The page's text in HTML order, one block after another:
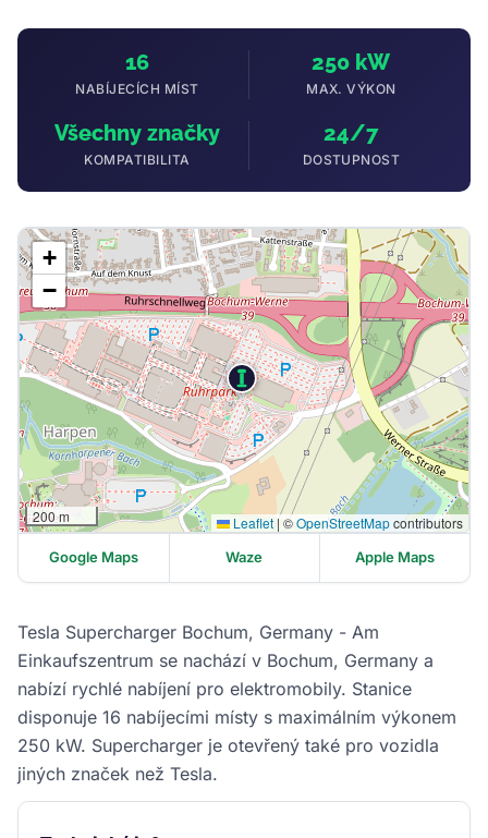
16
NABÍJECÍCH MÍST
250 kW
MAX. VÝKON
Všechny značky
KOMPATIBILITA
24/7
DOSTUPNOST
Tesla Supercharger Bochum, Germany - Am
Einkaufszentrum se nachází v Bochum, Germany a
nabízí rychlé nabíjení pro elektromobily. Stanice
disponuje 16 nabíjecími místy s maximálním výkonem
250 kW. Supercharger je otevřený také pro vozidla
jiných značek než Tesla.
+
−
200 m Leaflet | ©OpenStreetMapcontributors
Google Maps Waze Apple Maps